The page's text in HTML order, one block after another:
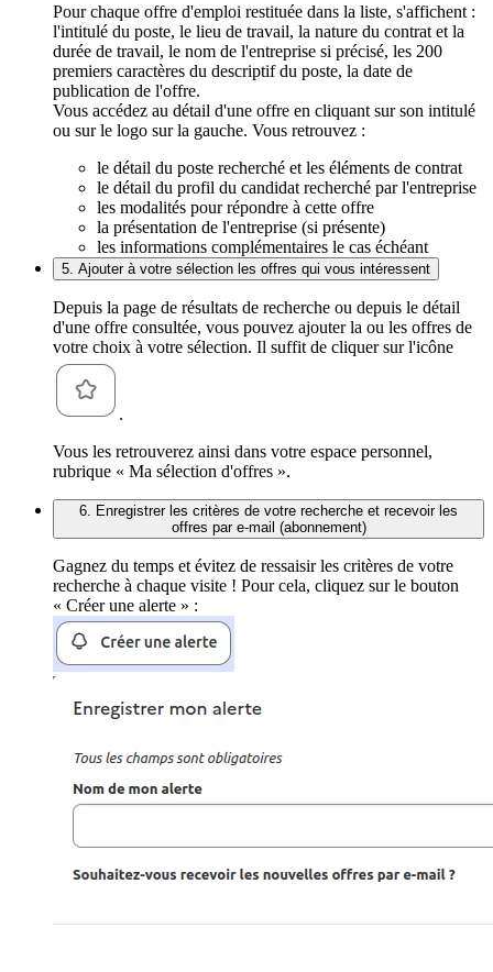
Pour chaque offre d'emploi restituée dans la liste, s'affichent :
l'intitulé du poste, le lieu de travail, la nature du contrat et la
durée de travail, le nom de l'entreprise si précisé, les 200
premiers caractères du descriptif du poste, la date de
publication de l'offre.
Vous accédez au détail d'une offre en cliquant sur son intitulé
ou sur le logo sur la gauche. Vous retrouvez :
le détail du poste recherché et les éléments de contrat
le détail du profil du candidat recherché par l'entreprise
les modalités pour répondre à cette offre
la présentation de l'entreprise (si présente)
les informations complémentaires le cas échéant
5. Ajouter à votre sélection les offres qui vous intéressent
Depuis la page de résultats de recherche ou depuis le détail
d'une offre consultée, vous pouvez ajouter la ou les offres de
votre choix à votre sélection. Il suffit de cliquer sur l'icône
.
Vous les retrouverez ainsi dans votre espace personnel,
rubrique « Ma sélection d'offres ».
6. Enregistrer les critères de votre recherche et recevoir les
offres par e-mail (abonnement)
Gagnez du temps et évitez de ressaisir les critères de votre
recherche à chaque visite ! Pour cela, cliquez sur le bouton
« Créer une alerte » :